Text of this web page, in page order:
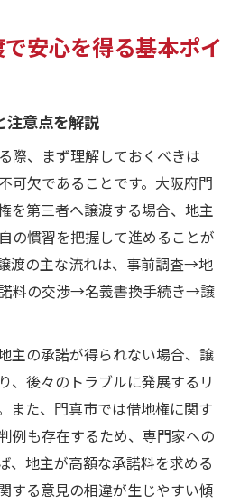
戸建を譲渡する際の手順
の承諾料や名義書換の流れ
な借地戸建関連書類の準備
と大阪市貸し土地の違い
に進めるコツとは何か
諾料交渉成功のポイント
相場と交渉材料の準備法
時の承諾書作成の手順
時の交渉トラブル回避術
役立つ法的知識まとめ
で押さえるべき法律とは
承諾に関する法的根拠
借地戸建譲渡の関係性
安心を得る基本ポイ
注意点を解説
際、まず理解しておくべきは
可欠であることです。大阪府門
を第三者へ譲渡する場合、地主
の慣習を把握して進めることが
渡の主な流れは、事前調査→地
料の交渉→名義書換手続き→譲
主の承諾が得られない場合、譲
、後々のトラブルに発展するリ
また、門真市では借地権に関す
例も存在するため、専門家への
、地主が高額な承諾料を求める
する意見の相違が生じやすい傾